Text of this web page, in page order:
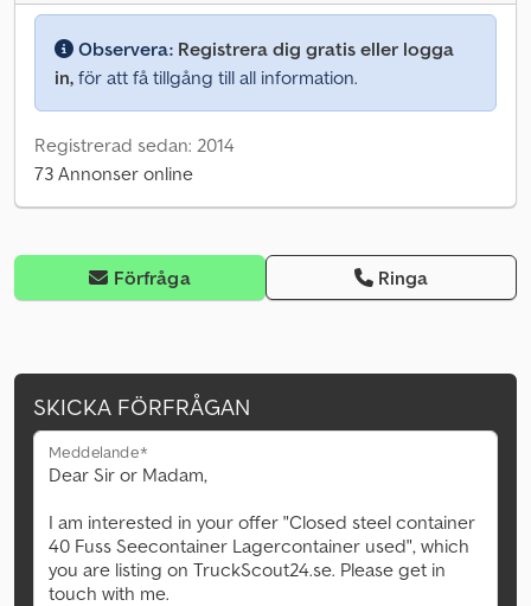
Observera: Registrera dig gratis eller logga
in, för att få tillgång till all information.
Registrerad sedan: 2014
73 Annonser online
Förfråga Ringa
SKICKA FÖRFRÅGAN
Meddelande*